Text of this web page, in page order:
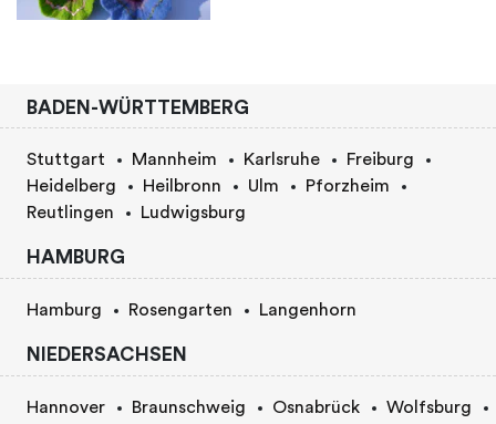
BADEN-WÜRTTEMBERG
Stuttgart Mannheim Karlsruhe
Freiburg
Heidelberg
Heilbronn Ulm
Pforzheim
Reutlingen
Ludwigsburg
HAMBURG
Hamburg Rosengarten Langenhorn
NIEDERSACHSEN
Hannover Braunschweig Osnabrück
Wolfsburg